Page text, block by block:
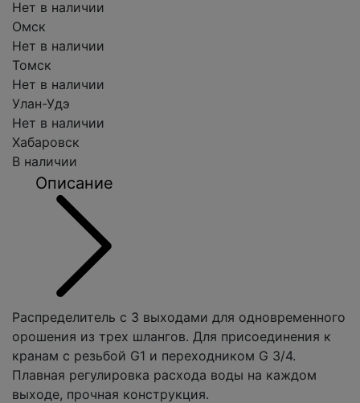
Нет в наличии
Омск
Нет в наличии
Томск
Нет в наличии
Улан-Удэ
Нет в наличии
Хабаровск
В наличии
Описание
Распределитель с 3 выходами для одновременного
орошения из трех шлангов. Для присоединения к
кранам с резьбой G1 и переходником G 3/4.
Плавная регулировка расхода воды на каждом
выходе, прочная конструкция.